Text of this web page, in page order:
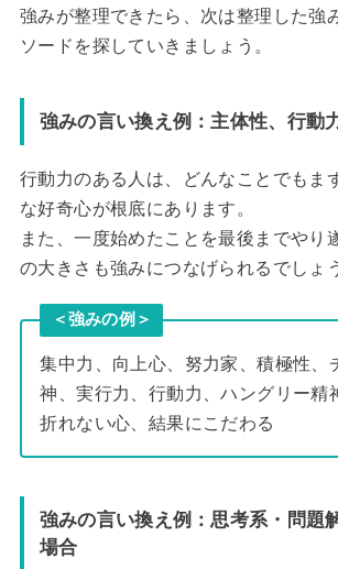
強みが整理できたら、次は整理した強
ソードを探していきましょう。
強みの言い換え例：主体性、行動
行動力のある人は、どんなことでもま
な好奇心が根底にあります。
また、一度始めたことを最後までやり
の大きさも強みにつなげられるでしょ
＜強みの例＞
集中力、向上心、努力家、積極性、
神、実行力、行動力、ハングリー精
折れない心、結果にこだわる
強みの言い換え例：思考系・問題
場合